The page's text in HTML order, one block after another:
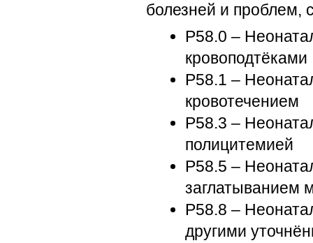
болезней и проблем,
P58.0 –
кровоподтёками
P58.1 –
кровотечением
P58.3 –
полицитемией
P58.5 –
заглатыванием
P58.8 –
другими